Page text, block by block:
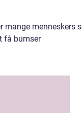
mange menneskers
få bumser